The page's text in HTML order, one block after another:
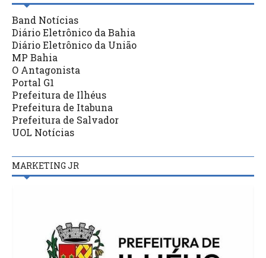
Band Notícias
Diário Eletrônico da Bahia
Diário Eletrônico da União
MP Bahia
O Antagonista
Portal G1
Prefeitura de Ilhéus
Prefeitura de Itabuna
Prefeitura de Salvador
UOL Notícias
MARKETING JR